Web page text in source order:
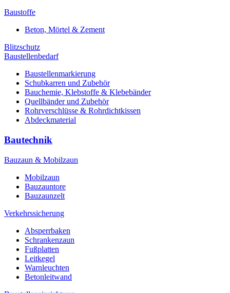
Baustoffe
Beton, Mörtel & Zement
Blitzschutz
Baustellenbedarf
Baustellenmarkierung
Schubkarren und Zubehör
Bauchemie, Klebstoffe & Klebebänder
Quellbänder und Zubehör
Rohrverschlüsse & Rohrdichtkissen
Abdeckmaterial
Bautechnik
Bauzaun & Mobilzaun
Mobilzaun
Bauzauntore
Bauzaunzelt
Verkehrssicherung
Absperrbaken
Schrankenzaun
Fußplatten
Leitkegel
Warnleuchten
Betonleitwand